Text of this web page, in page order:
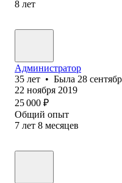
8 лет
Администратор
35 лет • Была 28
22 ноября 2019
25 000 ₽
Общий опыт
7 лет 8 месяцев